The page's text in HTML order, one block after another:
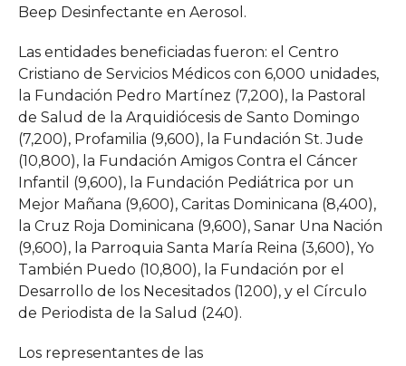
Beep Desinfectante en Aerosol.
Las entidades beneficiadas fueron: el Centro
Cristiano de Servicios Médicos con 6,000 unidades,
la Fundación Pedro Martínez (7,200), la Pastoral
de Salud de la Arquidiócesis de Santo Domingo
(7,200), Profamilia (9,600), la Fundación St. Jude
(10,800), la Fundación Amigos Contra el Cáncer
Infantil (9,600), la Fundación Pediátrica por un
Mejor Mañana (9,600), Caritas Dominicana (8,400),
la Cruz Roja Dominicana (9,600), Sanar Una Nación
(9,600), la Parroquia Santa María Reina (3,600), Yo
También Puedo (10,800), la Fundación por el
Desarrollo de los Necesitados (1200), y el Círculo
de Periodista de la Salud (240).
Los representantes de las